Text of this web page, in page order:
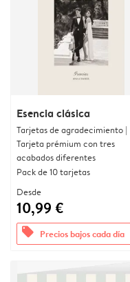
Esencia clásica
Tarjetas de agradecimiento |
Tarjeta prémium con tres
acabados diferentes
Pack de 10 tarjetas
Desde
10,99 €
offers Precios bajos cada día